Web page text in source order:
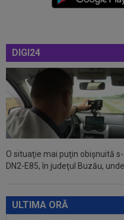
DIGI24
O situaţie mai puţin obişnuită
DN2-E85, în judeţul Buzău,
ULTIMA ORĂ
Gigi Becali s-a
23:04
A fost ”bărbat”, dar
pauza meciului Sepsi - FCSB
22:40 EXCLUSIV
Verdict
Sespi - FCSB! Cei 3 jucători
22:29
A cerut să plece și
criză”: discount de 75%
22:28
Atacantul din
Bîrligea”! ”Nu l-am vinde
condiții și face transferul la...